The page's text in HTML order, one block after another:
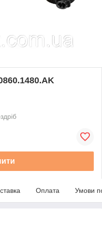
Оплата Умови